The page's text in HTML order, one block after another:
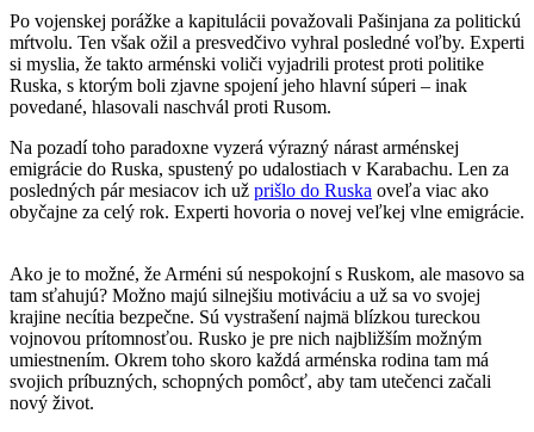
Po vojenskej porážke a kapitulácii považovali Pašinjana za politickú
mŕtvolu. Ten však ožil a presvedčivo vyhral posledné voľby. Experti
si myslia, že takto arménski voliči vyjadrili protest proti politike
Ruska, s ktorým boli zjavne spojení jeho hlavní súperi – inak
povedané, hlasovali naschvál proti Rusom.
Na pozadí toho paradoxne vyzerá výrazný nárast arménskej
emigrácie do Ruska, spustený po udalostiach v Karabachu. Len za
posledných pár mesiacov ich už prišlo do Ruska oveľa viac ako
obyčajne za celý rok. Experti hovoria o novej veľkej vlne emigrácie.
Ako je to možné, že Arméni sú nespokojní s Ruskom, ale masovo sa
tam sťahujú? Možno majú silnejšiu motiváciu a už sa vo svojej
krajine necítia bezpečne. Sú vystrašení najmä blízkou tureckou
vojnovou prítomnosťou. Rusko je pre nich najbližším možným
umiestnením. Okrem toho skoro každá arménska rodina tam má
svojich príbuzných, schopných pomôcť, aby tam utečenci začali
nový život.